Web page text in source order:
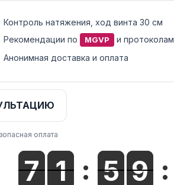
Контроль натяжения, ход винта 30 см
Рекомендации по MGVP
и протоколам
Анонимная доставка и оплата
оплата